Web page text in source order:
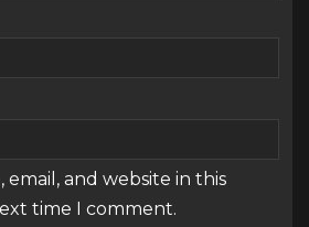
email, and website in this
time I comment.